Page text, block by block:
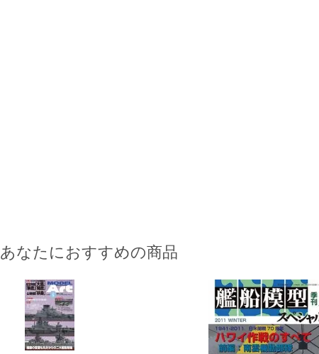
あなたにおすすめの商品